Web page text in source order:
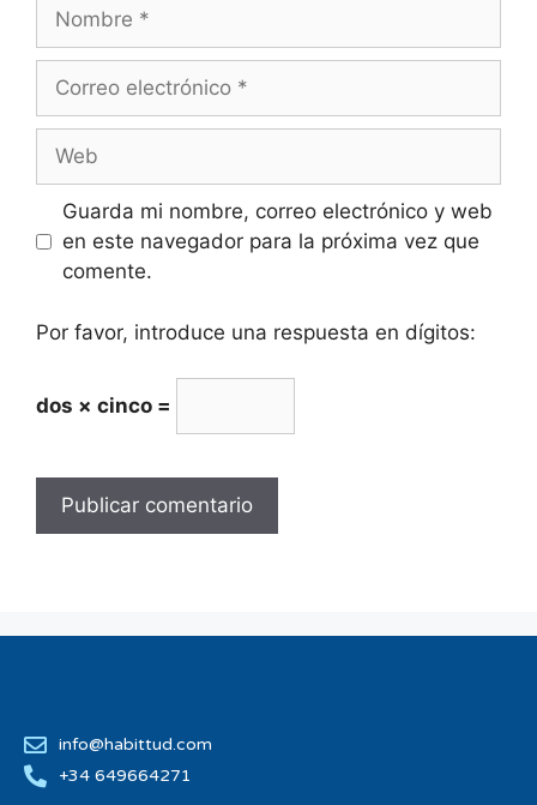
Guarda mi nombre, correo electrónico y web
en este navegador para la próxima vez que
comente.
Por favor, introduce una respuesta en dígitos:
dos × cinco =
info@habittud.com
+34 649664271